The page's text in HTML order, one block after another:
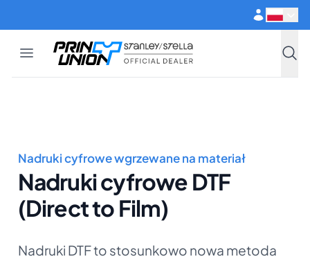
Open menu
Print Union Stanley/Stella
Nadruki cyfrowe wgrzewane na materiał
Nadruki cyfrowe DTF
(Direct to Film)
Nadruki DTF to stosunkowo nowa metoda